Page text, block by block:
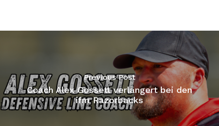
Previous Post
Coach Alex Gossett verlängert bei den
ifm Razorbacks